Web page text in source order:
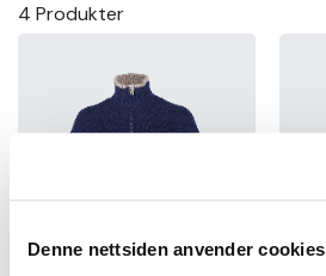
Denne nettsiden anvender cookies
Mellomlag
Undertøy
4 Produkter
Product